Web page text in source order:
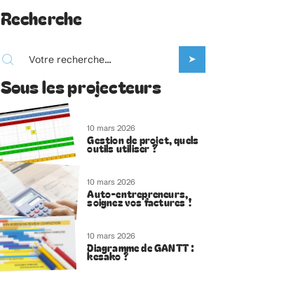
Recherche
Sous les projecteurs
10 mars 2026
Gestion de projet, quels
outils utiliser ?
10 mars 2026
Auto-entrepreneurs,
soignez vos factures !
10 mars 2026
Diagramme de GANTT :
kesako ?